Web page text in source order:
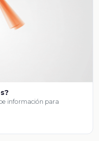
información para